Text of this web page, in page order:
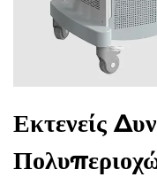
Εκτενείς